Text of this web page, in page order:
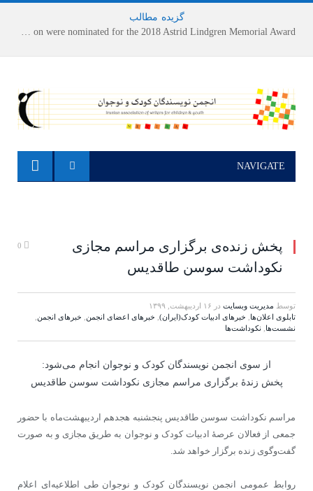
گزیده مطالب
NAVIGATE
پخش زنده‌ی برگزاری مراسم مجازی
نکوداشت سوسن طاقدیس
توسط مدیریت وبسایت در ۱۶ اردیبهشت, ۱۳۹۹
تابلوی اعلان‌ها
خبرهای ادبیات کودک(ایران) خبرهای اعضای انجمن خبرهای انجمن
نشست‌ها
نكوداشت‌ها
از سوی انجمن نویسندگان کودک و نوجوان انجام می‌شود:
پخش زندۀ برگزاری مراسم مجازی نکوداشت سوسن طاقدیس
مراسم نکوداشت سوسن طاقدیس پنجشنبه هجدهم اردیبهشت‌ماه با حضور
جمعی از فعالان عرصۀ ادبیات کودک و نوجوان به طریق مجازی و به صورت
گفت‌وگوی زنده برگزار خواهد شد.
روابط عمومی انجمن نویسندگان کودک و نوجوان طی اطلاعیه‌ای اعلام